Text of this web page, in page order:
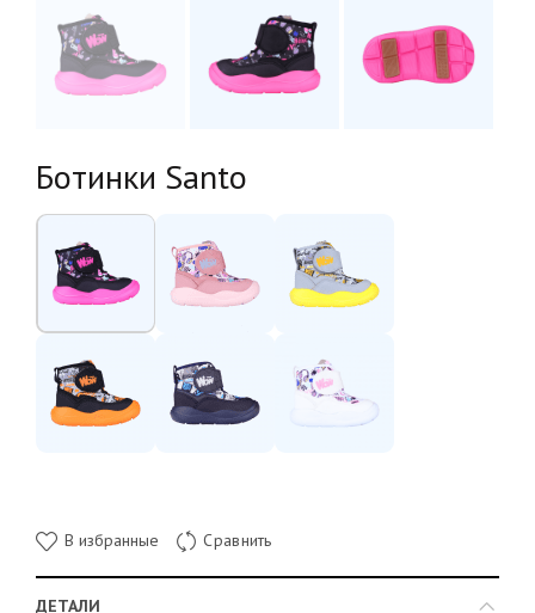
Ботинки Santo
В избранные Сравнить
ДЕТАЛИ